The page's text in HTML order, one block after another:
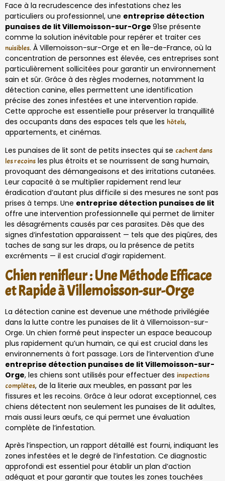
Face à la recrudescence des infestations chez les
particuliers ou professionnel, une entreprise détection
punaises de lit Villemoisson-sur-Orge 91se présente
comme la solution inévitable pour repérer et traiter ces
nuisibles. À Villemoisson-sur-Orge et en Île-de-France, où la
concentration de personnes est élevée, ces entreprises sont
particulièrement sollicitées pour garantir un environnement
sain et sûr. Grâce à des règles modernes, notamment la
détection canine, elles permettent une identification
précise des zones infestées et une intervention rapide.
Cette approche est essentielle pour préserver la tranquillité
des occupants dans des espaces tels que les hôtels,
appartements, et cinémas.
Les punaises de lit sont de petits insectes qui se cachent dans
les recoins les plus étroits et se nourrissent de sang humain,
provoquant des démangeaisons et des irritations cutanées.
Leur capacité à se multiplier rapidement rend leur
éradication d’autant plus difficile si des mesures ne sont pas
prises à temps. Une entreprise détection punaises de lit
offre une intervention professionnelle qui permet de limiter
les désagréments causés par ces parasites. Dès que des
signes d’infestation apparaissent — tels que des piqûres, des
taches de sang sur les draps, ou la présence de petits
excréments — il est crucial d’agir rapidement.
Chien renifleur : Une Méthode Efficace
et Rapide à Villemoisson-sur-Orge
La détection canine est devenue une méthode privilégiée
dans la lutte contre les punaises de lit à Villemoisson-sur-
Orge. Un chien formé peut inspecter un espace beaucoup
plus rapidement qu’un humain, ce qui est crucial dans les
environnements à fort passage. Lors de l’intervention d’une
entreprise détection punaises de lit Villemoisson-sur-
Orge, les chiens sont utilisés pour effectuer des inspections
complètes, de la literie aux meubles, en passant par les
fissures et les recoins. Grâce à leur odorat exceptionnel, ces
chiens détectent non seulement les punaises de lit adultes,
mais aussi leurs œufs, ce qui permet une évaluation
complète de l’infestation.
Après l’inspection, un rapport détaillé est fourni, indiquant les
zones infestées et le degré de l’infestation. Ce diagnostic
approfondi est essentiel pour établir un plan d’action
adéquat et pour garantir que toutes les zones touchées